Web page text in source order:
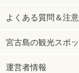
よくある質問＆注
宮古島の観光スポ
運営者情報